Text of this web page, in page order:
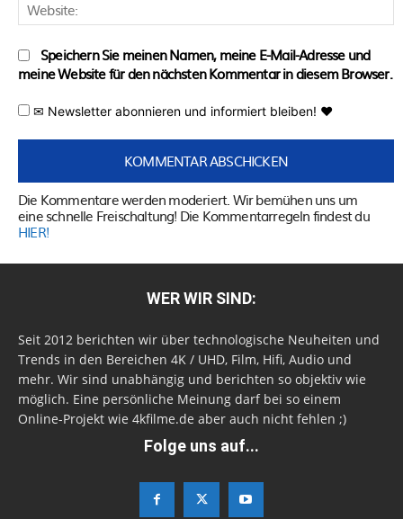
Speichern Sie meinen Namen, meine E-Mail-Adresse und
meine Website für den nächsten Kommentar in diesem Browser.
✉ Newsletter abonnieren und informiert bleiben! ♥
Die Kommentare werden moderiert. Wir bemühen uns um
eine schnelle Freischaltung! Die Kommentarregeln findest du
HIER!
WER WIR SIND:
Seit 2012 berichten wir über technologische Neuheiten und
Trends in den Bereichen 4K / UHD, Film, Hifi, Audio und
mehr. Wir sind unabhängig und berichten so objektiv wie
möglich. Eine persönliche Meinung darf bei so einem
Online-Projekt wie 4kfilme.de aber auch nicht fehlen ;)
Folge uns auf...